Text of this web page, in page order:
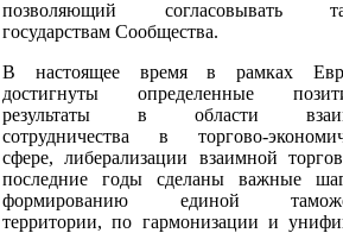
позволяющий согласовывать
государствам Сообщества.
В настоящее время в рамках
достигнуты определенные
результаты в области
сотрудничества в торгово-
сфере, либерализации взаимной
последние годы сделаны важные
формированию единой
территории, по гармонизации и